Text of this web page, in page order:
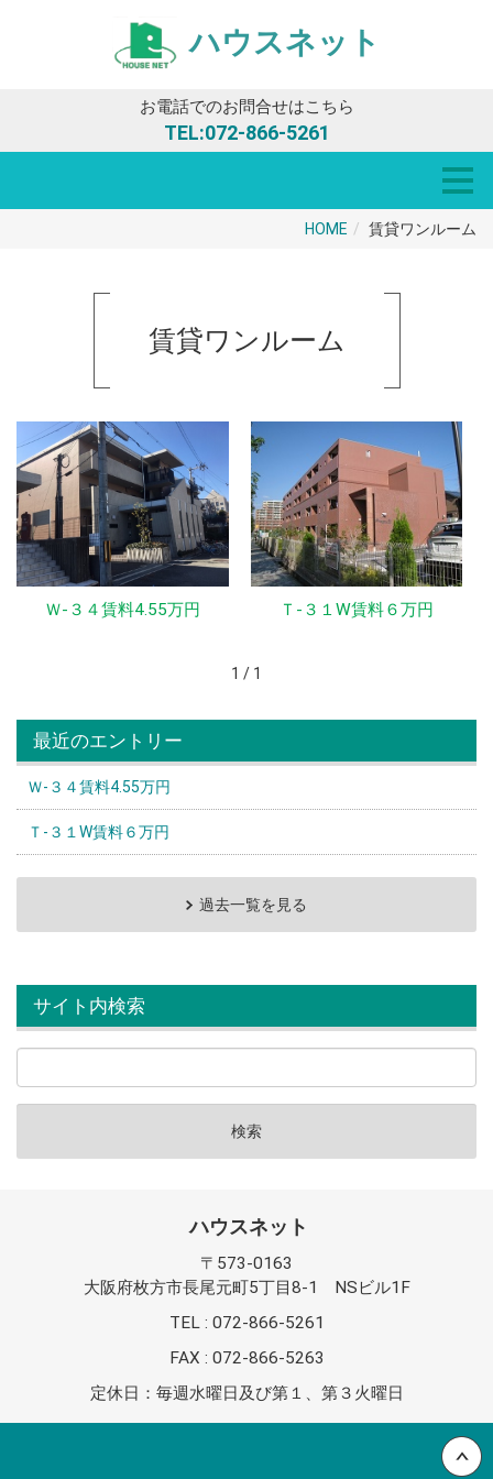
ハウスネット
お電話でのお問合せはこちら
TEL:072-866-5261
HOME 賃貸ワンルーム
賃貸ワンルーム
Ｗ-３４賃料4.55万円 Ｔ-３１W賃料６万円
1 / 1
最近のエントリー
Ｗ-３４賃料4.55万円
Ｔ-３１W賃料６万円
過去一覧を見る
サイト内検索
ハウスネット
〒573-0163
大阪府枚方市長尾元町5丁目8-1 NSビル1F
TEL : 072-866-5261
FAX : 072-866-5263
定休日：毎週水曜日及び第１、第３火曜日